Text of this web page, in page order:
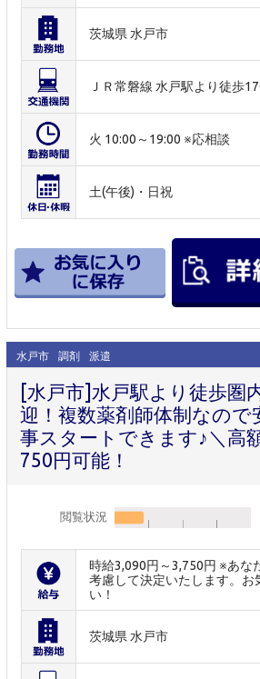
茨城県 水戸市
ＪＲ常磐線 水戸駅より徒歩
火 10:00～19:00 ※応相談
土(午後)・日祝
水戸市 調剤 派遣
[水戸市]水戸駅より徒歩圏
迎！複数薬剤師体制なので
事スタートできます♪＼高
750円可能！
閲覧状況
時給3,090円～3,750円 ※あな
考慮して決定いたします。お
い！
茨城県 水戸市